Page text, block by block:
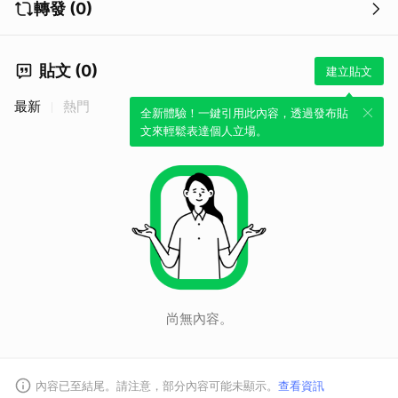
轉發 (0)
貼文 (0) 建立貼文
全新體驗！一鍵引用此內容，透過發布貼
文來輕鬆表達個人立場。
最新 熱門
尚無內容。
內容已至結尾。請注意，部分內容可能未顯示。 查看資訊